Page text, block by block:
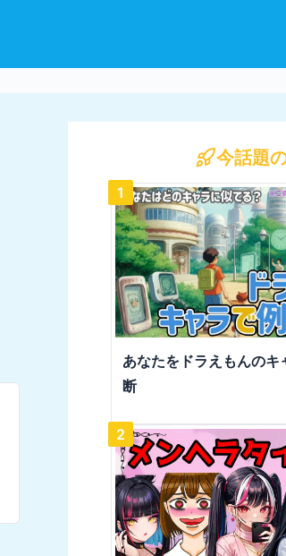
今話題
1
あなたをドラえもんのキ
断
2